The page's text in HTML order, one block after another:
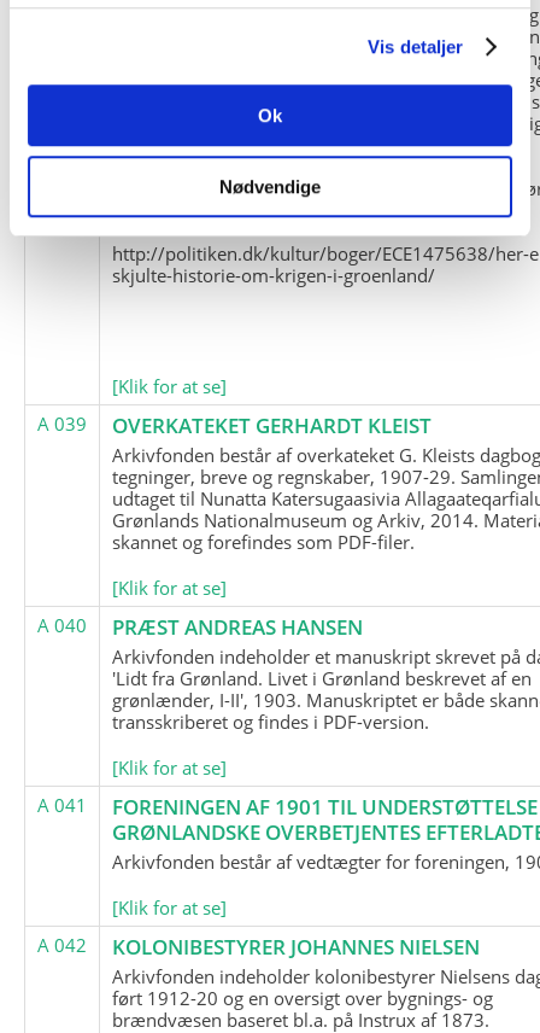
Vis detaljer
Ok
Nødvendige
og Marius Jensen som medlem. Marius Jensens
befinder sig i Militärhistorisches Museum i Dresden
(Tyskland). Kopierne af Friedrich Littmanns
klausuleret iht. aftalen med giveren og Franz
Kontakt venligst Arktisk Instituts ledelse i
brugen af materialet til studie- og
formål.
Nedenunder findes et link til en presseartikel
historien om Nordøstgrønlands Slædepatrulje:
http://politiken.dk/kultur/boger/ECE1475638/her-
skjulte-historie-om-krigen-i-groenland/
[Klik for at se]
A 039
OVERKATEKET GERHARDT KLEIST
Arkivfonden består af overkateket G. Kleists
tegninger, breve og regnskaber, 1907-29.
udtaget til Nunatta Katersugaasivia
Grønlands Nationalmuseum og Arkiv, 2014.
skannet og forefindes som PDF-filer.
[Klik for at se]
A 040
PRÆST ANDREAS HANSEN
Arkivfonden indeholder et manuskript skrevet på
'Lidt fra Grønland. Livet i Grønland beskrevet af en
grønlænder, I-II', 1903. Manuskriptet er både
transskriberet og findes i PDF-version.
[Klik for at se]
A 041
FORENINGEN AF 1901 TIL
GRØNLANDSKE OVERBETJENTES
Arkivfonden består af vedtægter for foreningen,
[Klik for at se]
A 042
KOLONIBESTYRER JOHANNES NIELSEN
Arkivfonden indeholder kolonibestyrer Nielsens
ført 1912-20 og en oversigt over bygnings- og
brændvæsen baseret bl.a. på Instrux af 1873.